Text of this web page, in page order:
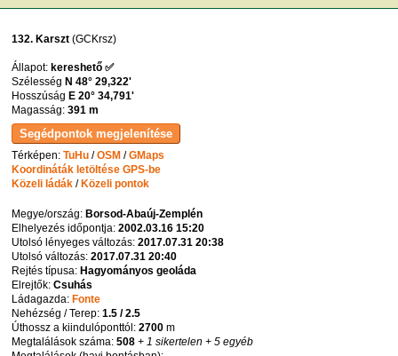
132. Karszt (GCKrsz)
Állapot: kereshető ✅
Szélesség N 48° 29,322'
Hosszúság E 20° 34,791'
Magasság:391 m
Térképen:TuHu /OSM /GMaps
Koordináták letöltése GPS-be
Közeli ládák / Közeli pontok
Megye/ország: Borsod-Abaúj-Zemplén
Elhelyezés időpontja:2002.03.16 15:20
Utolsó lényeges változás:2017.07.31 20:38
Utolsó változás:2017.07.31 20:40
Rejtés típusa: Hagyományos geoláda
Elrejtők:Csuhás
Ládagazda: Fonte
Nehézség / Terep:1.5 / 2.5
Úthossz a kiindulóponttól:2700 m
Megtalálások száma:508 + 1 sikertelen + 5 egyéb